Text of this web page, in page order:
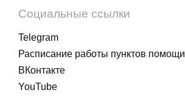
Социальные ссылки
Telegram
Расписание работы пунктов помощи
ВКонтакте
YouTube